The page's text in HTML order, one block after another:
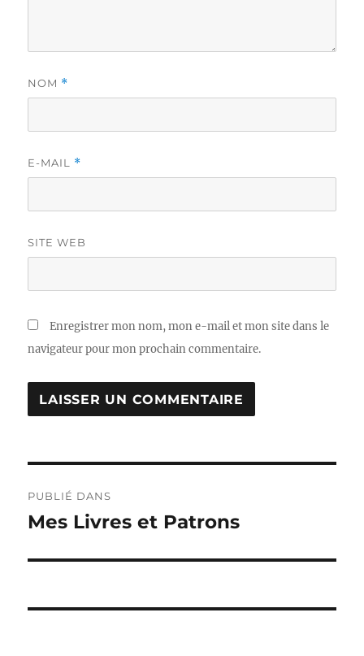
NOM *
E-MAIL *
SITE WEB
Enregistrer mon nom, mon e-mail et mon site dans le
navigateur pour mon prochain commentaire.
de
PUBLIÉ DANS
Mes Livres et Patrons